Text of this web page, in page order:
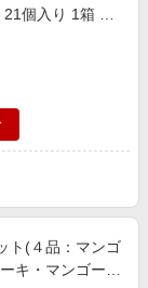
個入り 1箱 袋
ゼント お祝い
ト(４品：マンゴ
キ・マンゴージ